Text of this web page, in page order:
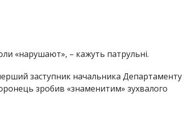
«нарушают», – кажуть патрульні.
заступник начальника Департаменту
зробив «знаменитим» зухвалого